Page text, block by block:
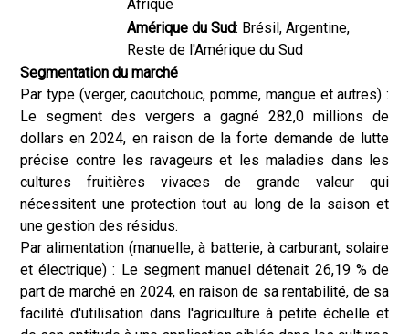
Afrique
Amérique du Sud: Brésil, Argentine,
Reste de l'Amérique du Sud
Segmentation du marché
Par type (verger, caoutchouc, pomme, mangue et autres) :
Le segment des vergers a gagné 282,0 millions de
dollars en 2024, en raison de la forte demande de lutte
précise contre les ravageurs et les maladies dans les
cultures fruitières vivaces de grande valeur qui
nécessitent une protection tout au long de la saison et
une gestion des résidus.
Par alimentation (manuelle, à batterie, à carburant, solaire
et électrique) : Le segment manuel détenait 26,19 % de
part de marché en 2024, en raison de sa rentabilité, de sa
facilité d'utilisation dans l'agriculture à petite échelle et